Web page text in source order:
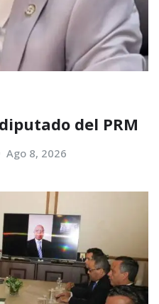
del PRM
Ago 8, 2026